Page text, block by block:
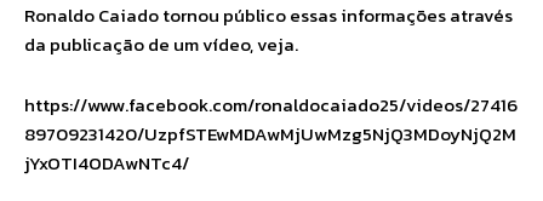
Ronaldo Caiado tornou público essas informações através
da publicação de um vídeo, veja.
https://www.facebook.com/ronaldocaiado25/videos/27416
89709231420/UzpfSTEwMDAwMjUwMzg5NjQ3MDoyNjQ2M
jYxOTI4ODAwNTc4/